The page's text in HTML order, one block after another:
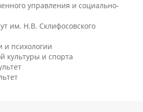
управления и социально-
им. Н.В. Склифосовского
и психологии
культуры и спорта